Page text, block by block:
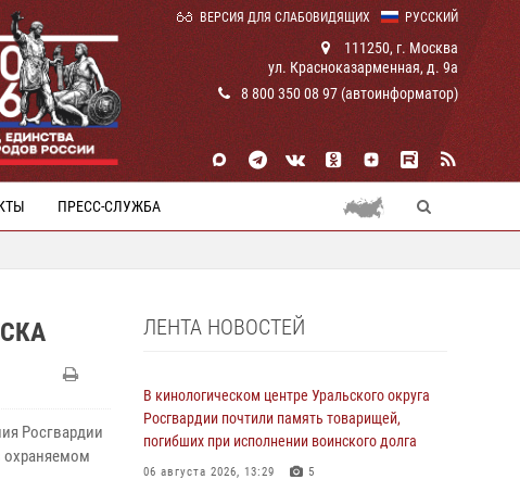
РУССКИЙ
ВЕРСИЯ ДЛЯ СЛАБОВИДЯЩИХ
111250, г. Москва
ул. Красноказарменная, д. 9а
8 800 350 08 97 (автоинформатор)
ПРЕСС-СЛУЖБА
Росгвардии
охраняемом
ЛЕНТА НОВОСТЕЙ
В кинологическом центре Уральского округа
Росгвардии почтили память товарищей,
погибших при исполнении воинского долга
06 августа 2026, 13:29 5